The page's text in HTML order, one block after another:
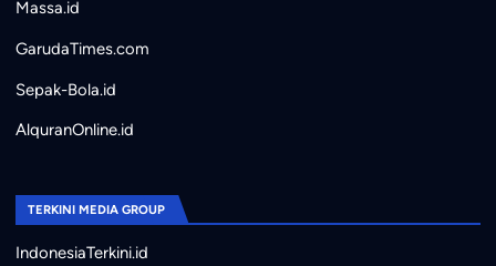
Massa.id
GarudaTimes.com
Sepak-Bola.id
AlquranOnline.id
TERKINI MEDIA GROUP
IndonesiaTerkini.id